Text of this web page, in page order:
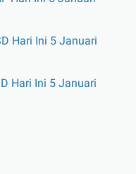
Hari Ini 5 Januari
Hari Ini 5 Januari